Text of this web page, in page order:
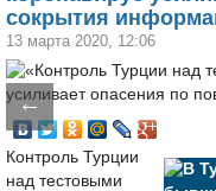
сокрытия
13 марта 2020, 12:06
←
Контроль Турции
над тестовыми